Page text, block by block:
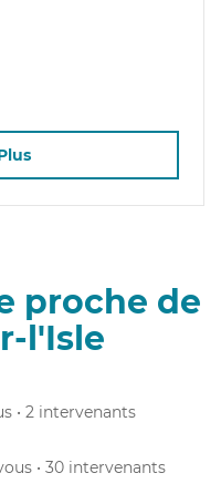
proche de
l'Isle
• 2 intervenants
• 30 intervenants